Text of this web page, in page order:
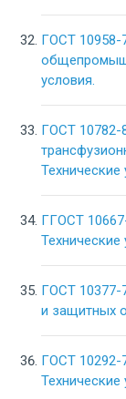
ГОСТ 10958-
условия.
ГОСТ 10782-
Технические
ГГОСТ
Технические
ГОСТ 10377-
и защитных
ГОСТ 10292-
Технические